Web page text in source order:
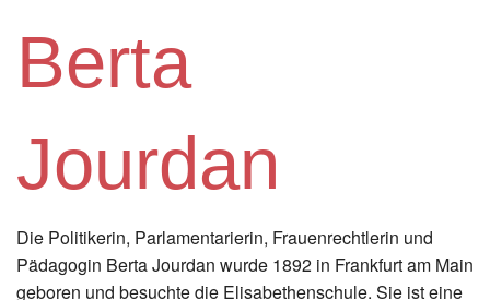
Förderverein
Berta
Jourdan
Die Politikerin, Parlamentarierin, Frauenrechtlerin und
Pädagogin Berta Jourdan wurde 1892 in Frankfurt am Main
geboren und besuchte die Elisabethenschule. Sie ist eine